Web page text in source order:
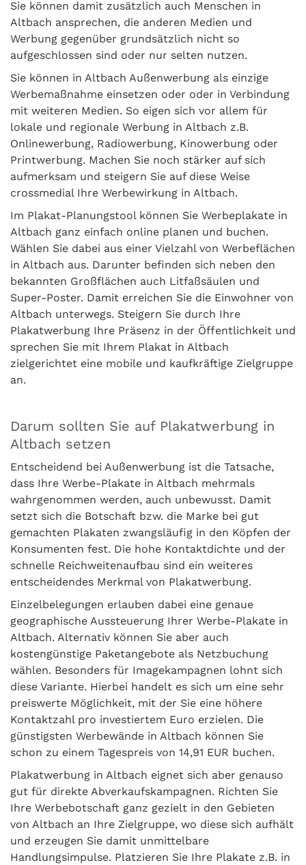
Sie können damit zusätzlich auch Menschen in
Altbach ansprechen, die anderen Medien und
Werbung gegenüber grundsätzlich nicht so
aufgeschlossen sind oder nur selten nutzen.
Sie können in Altbach Außenwerbung als einzige
Werbemaßnahme einsetzen oder oder in Verbindung
mit weiteren Medien. So eigen sich vor allem für
lokale und regionale Werbung in Altbach z.B.
Onlinewerbung, Radiowerbung, Kinowerbung oder
Printwerbung. Machen Sie noch stärker auf sich
aufmerksam und steigern Sie auf diese Weise
crossmedial Ihre Werbewirkung in Altbach.
Im Plakat-Planungstool können Sie Werbeplakate in
Altbach ganz einfach online planen und buchen.
Wählen Sie dabei aus einer Vielzahl von Werbeflächen
in Altbach aus. Darunter befinden sich neben den
bekannten Großflächen auch Litfaßsäulen und
Super-Poster. Damit erreichen Sie die Einwohner von
Altbach unterwegs. Steigern Sie durch Ihre
Plakatwerbung Ihre Präsenz in der Öffentlichkeit und
sprechen Sie mit Ihrem Plakat in Altbach
zielgerichtet eine mobile und kaufkräftige Zielgruppe
an.
Darum sollten Sie auf Plakatwerbung in
Altbach setzen
Entscheidend bei Außenwerbung ist die Tatsache,
dass Ihre Werbe-Plakate in Altbach mehrmals
wahrgenommen werden, auch unbewusst. Damit
setzt sich die Botschaft bzw. die Marke bei gut
gemachten Plakaten zwangsläufig in den Köpfen der
Konsumenten fest. Die hohe Kontaktdichte und der
schnelle Reichweitenaufbau sind ein weiteres
entscheidendes Merkmal von Plakatwerbung.
Einzelbelegungen erlauben dabei eine genaue
geographische Aussteuerung Ihrer Werbe-Plakate in
Altbach. Alternativ können Sie aber auch
kostengünstige Paketangebote als Netzbuchung
wählen. Besonders für Imagekampagnen lohnt sich
diese Variante. Hierbei handelt es sich um eine sehr
preiswerte Möglichkeit, mit der Sie eine höhere
Kontaktzahl pro investiertem Euro erzielen. Die
günstigsten Werbewände in Altbach können Sie
schon zu einem Tagespreis von 14,91 EUR buchen.
Plakatwerbung in Altbach eignet sich aber genauso
gut für direkte Abverkaufskampagnen. Richten Sie
Ihre Werbebotschaft ganz gezielt in den Gebieten
von Altbach an Ihre Zielgruppe, wo diese sich aufhält
und erzeugen Sie damit unmittelbare
Handlungsimpulse. Platzieren Sie Ihre Plakate z.B. in